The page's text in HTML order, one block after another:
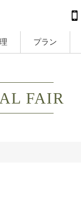
プラン
FAIR